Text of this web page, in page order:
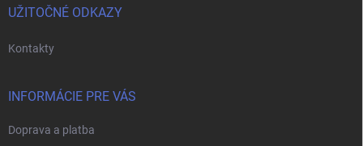
UŽITOČNÉ ODKAZY
Kontakty
INFORMÁCIE PRE VÁS
Doprava a platba